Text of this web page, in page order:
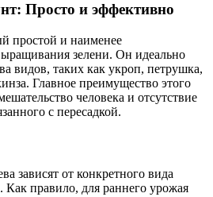
Просто и эффективно
простой и наименее
зелени. Он идеально
видов, таких как укроп, петрушка,
Главное преимущество этого
человека и отсутствие
с пересадкой.
зависят от конкретного вида
Как правило, для раннего урожая